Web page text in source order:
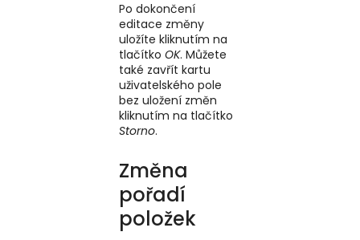
Po dokončení
editace změny
uložíte kliknutím na
tlačítko OK. Můžete
také zavřít kartu
uživatelského pole
bez uložení změn
kliknutím na tlačítko
Storno.
Změna
pořadí
položek